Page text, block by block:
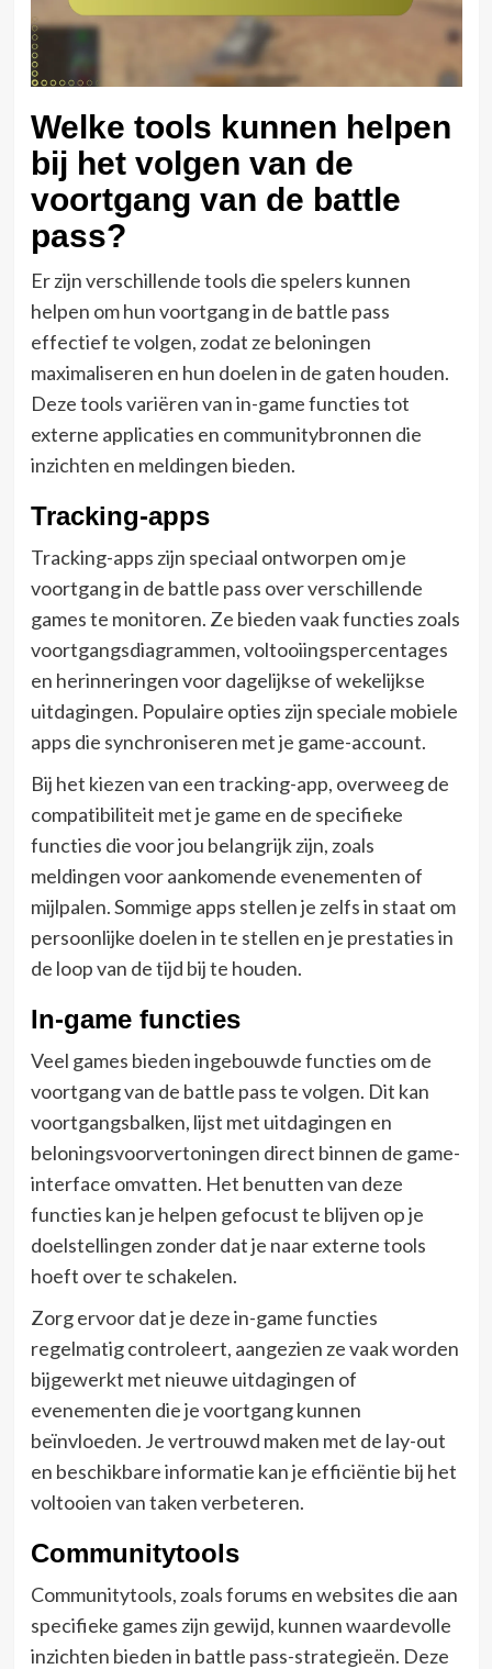
Welke tools kunnen helpen
bij het volgen van de
voortgang van de battle
pass?
Er zijn verschillende tools die spelers kunnen
helpen om hun voortgang in de battle pass
effectief te volgen, zodat ze beloningen
maximaliseren en hun doelen in de gaten houden.
Deze tools variëren van in-game functies tot
externe applicaties en communitybronnen die
inzichten en meldingen bieden.
Tracking-apps
Tracking-apps zijn speciaal ontworpen om je
voortgang in de battle pass over verschillende
games te monitoren. Ze bieden vaak functies zoals
voortgangsdiagrammen, voltooiingspercentages
en herinneringen voor dagelijkse of wekelijkse
uitdagingen. Populaire opties zijn speciale mobiele
apps die synchroniseren met je game-account.
Bij het kiezen van een tracking-app, overweeg de
compatibiliteit met je game en de specifieke
functies die voor jou belangrijk zijn, zoals
meldingen voor aankomende evenementen of
mijlpalen. Sommige apps stellen je zelfs in staat om
persoonlijke doelen in te stellen en je prestaties in
de loop van de tijd bij te houden.
In-game functies
Veel games bieden ingebouwde functies om de
voortgang van de battle pass te volgen. Dit kan
voortgangsbalken, lijst met uitdagingen en
beloningsvoorvertoningen direct binnen de game-
interface omvatten. Het benutten van deze
functies kan je helpen gefocust te blijven op je
doelstellingen zonder dat je naar externe tools
hoeft over te schakelen.
Zorg ervoor dat je deze in-game functies
regelmatig controleert, aangezien ze vaak worden
bijgewerkt met nieuwe uitdagingen of
evenementen die je voortgang kunnen
beïnvloeden. Je vertrouwd maken met de lay-out
en beschikbare informatie kan je efficiëntie bij het
voltooien van taken verbeteren.
Communitytools
Communitytools, zoals forums en websites die aan
specifieke games zijn gewijd, kunnen waardevolle
inzichten bieden in battle pass-strategieën. Deze